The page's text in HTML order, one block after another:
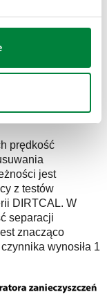
urządzenia
działaniu zjawisko
gwarantuje
instalacji,
Oznacza to, że
prędkość
jest
z testów
DIRTCAL. W
separacji
znacząco
wynosiła 1